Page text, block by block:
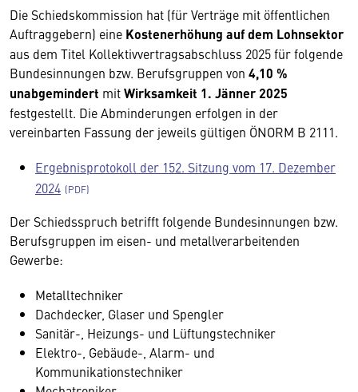
Die Schiedskommission hat (für Verträge mit öffentlichen
Auftraggebern) eine Kostenerhöhung auf dem Lohnsektor
aus dem Titel Kollektivvertragsabschluss 2025 für folgende
Bundesinnungen bzw. Berufsgruppen von 4,10 %
unabgemindert mitWirksamkeit 1. Jänner 2025
festgestellt. Die Abminderungen erfolgen in der
vereinbarten Fassung der jeweils gültigen ÖNORM B 2111.
Ergebnisprotokoll der 152. Sitzung vom 17. Dezember
2024
Der Schiedsspruch betrifft folgende Bundesinnungen bzw.
Berufsgruppen im eisen- und metallverarbeitenden
Gewerbe:
Metalltechniker
Dachdecker, Glaser und Spengler
Sanitär-, Heizungs- und Lüftungstechniker
Elektro-, Gebäude-, Alarm- und
Kommunikationstechniker